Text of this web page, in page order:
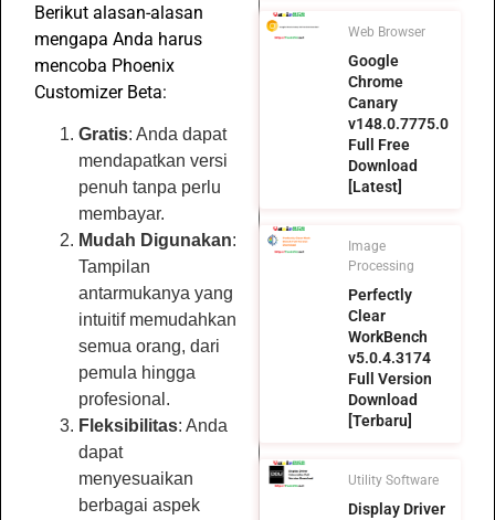
Berikut alasan-alasan
mengapa Anda harus
mencoba Phoenix
Customizer Beta:
Gratis: Anda dapat
mendapatkan versi
penuh tanpa perlu
membayar.
Mudah Digunakan:
Tampilan
antarmukanya yang
intuitif memudahkan
semua orang, dari
pemula hingga
profesional.
Fleksibilitas: Anda
dapat
menyesuaikan
berbagai aspek
Web Browser
Google
Chrome
Canary
v148.0.7775.0
Full Free
Download
[Latest]
Image
Processing
Perfectly
Clear
WorkBench
v5.0.4.3174
Full Version
Download
[Terbaru]
Utility Software
Display Driver